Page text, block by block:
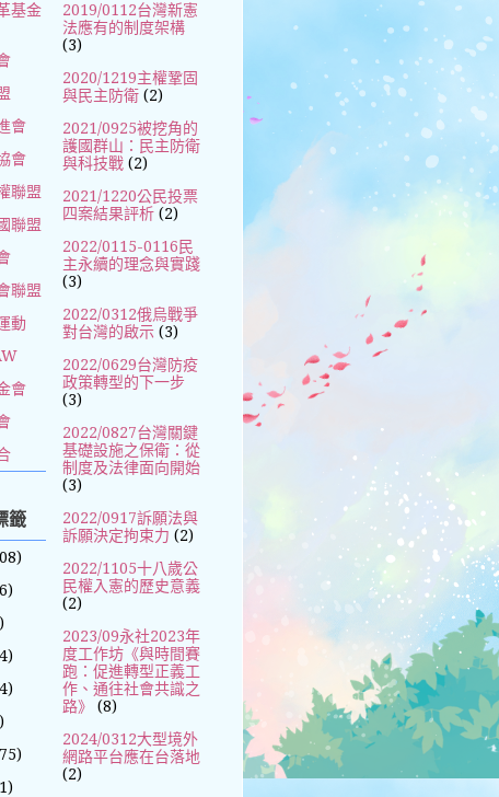
基金
會
會
聯盟
聯盟
聯盟
動
會
籤
2019/0112台灣新憲
法應有的制度架構
(3)
2020/1219主權鞏固
與民主防衛 (2)
2021/0925被挖角的
護國群山：民主防衛
與科技戰 (2)
2021/1220公民投票
四案結果評析 (2)
2022/0115-0116民
主永續的理念與實踐
(3)
2022/0312俄烏戰爭
對台灣的啟示 (3)
2022/0629台灣防疫
政策轉型的下一步
(3)
2022/0827台灣關鍵
基礎設施之保衛：從
制度及法律面向開始
(3)
2022/0917訴願法與
訴願決定拘束力 (2)
2022/1105十八歲公
民權入憲的歷史意義
(2)
2023/09永社2023年
度工作坊《與時間賽
跑：促進轉型正義工
作、通往社會共識之
路》
(8)
2024/0312大型境外
網路平台應在台落地
(2)